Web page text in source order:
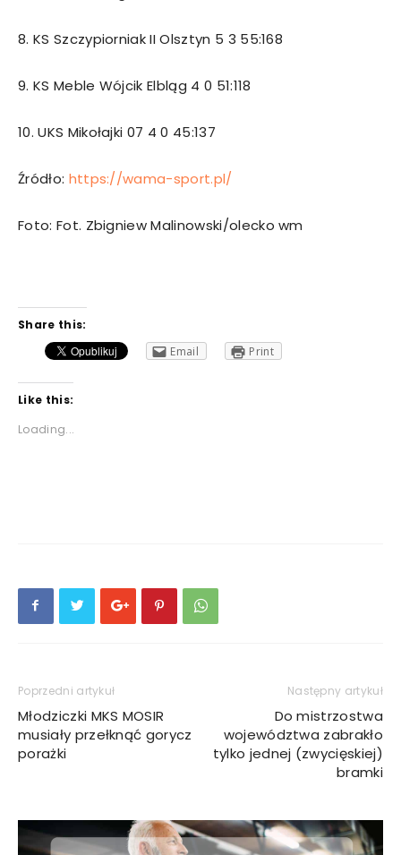
8. KS Szczypiorniak II Olsztyn 5 3 55:168
9. KS Meble Wójcik Elbląg 4 0 51:118
10. UKS Mikołajki 07 4 0 45:137
Źródło: https://wama-sport.pl/
Foto: Fot. Zbigniew Malinowski/olecko wm
Share this:
Email
Print
Like this:
Loading...
Poprzedni artykuł
Młodziczki MKS MOSIR
musiały przełknąć gorycz
porażki
Następny artykuł
Do mistrzostwa
województwa zabrakło
tylko jednej (zwycięskiej)
bramki